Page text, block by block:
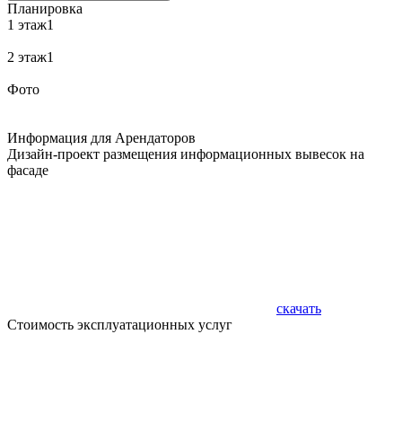
Планировка
1 этаж1
2 этаж1
Фото
Информация для Арендаторов
Дизайн-проект размещения информационных вывесок на
фасаде
скачать
Стоимость эксплуатационных услуг